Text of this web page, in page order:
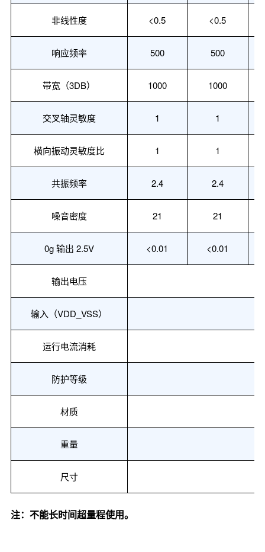
非线性度 <0.5 <0.5
响应频率 500 500
带宽 （3DB） 1000 1000
交叉轴灵敏度 1 1
横向振动灵敏度比 1 1
共振频率 2.4 2.4
噪音密度 21 21
0g输出 2.5V <0.01 <0.01
输出电压
输入（VDD_VSS）
运行电流消耗
防护等级
材质
重量
尺寸
注：不能长时间超量程使用。